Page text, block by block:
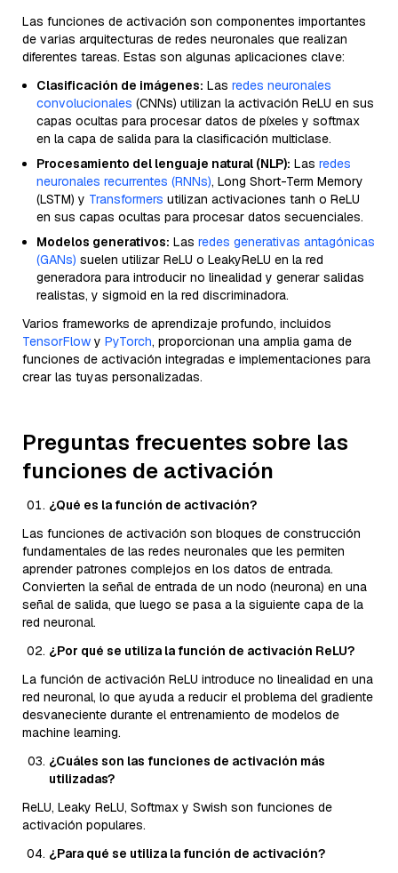
Las funciones de activación son componentes importantes
de varias arquitecturas de redes neuronales que realizan
diferentes tareas. Estas son algunas aplicaciones clave:
Clasificación de imágenes: Las redes neuronales
convolucionales (CNNs) utilizan la activación ReLU en sus
capas ocultas para procesar datos de píxeles y softmax
en la capa de salida para la clasificación multiclase.
Procesamiento del lenguaje natural (NLP): Las redes
neuronales recurrentes (RNNs), Long Short-Term Memory
(LSTM) y Transformers utilizan activaciones tanh o ReLU
en sus capas ocultas para procesar datos secuenciales.
Modelos generativos: Las redes generativas antagónicas
(GANs) suelen utilizar ReLU o LeakyReLU en la red
generadora para introducir no linealidad y generar salidas
realistas, y sigmoid en la red discriminadora.
Varios frameworks de aprendizaje profundo, incluidos
TensorFlow y PyTorch, proporcionan una amplia gama de
funciones de activación integradas e implementaciones para
crear las tuyas personalizadas.
Preguntas frecuentes sobre las
funciones de activación
¿Qué es la función de activación?
Las funciones de activación son bloques de construcción
fundamentales de las redes neuronales que les permiten
aprender patrones complejos en los datos de entrada.
Convierten la señal de entrada de un nodo (neurona) en una
señal de salida, que luego se pasa a la siguiente capa de la
red neuronal.
¿Por qué se utiliza la función de activación ReLU?
La función de activación ReLU introduce no linealidad en una
red neuronal, lo que ayuda a reducir el problema del gradiente
desvaneciente durante el entrenamiento de modelos de
machine learning.
¿Cuáles son las funciones de activación más
utilizadas?
ReLU, Leaky ReLU, Softmax y Swish son funciones de
activación populares.
¿Para qué se utiliza la función de activación?